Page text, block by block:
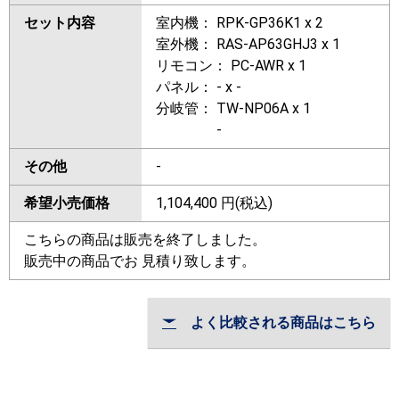
セット内容
室内機： RPK-GP36K1 x 2
室外機： RAS-AP63GHJ3 x 1
リモコン： PC-AWR x 1
パネル： - x -
分岐管： TW-NP06A x 1
-
その他 -
希望小売価格 1,104,400 円(税込)
こちらの商品は販売を終了しました。
販売中の商品でお 見積り致します。
よく比較される商品はこちら